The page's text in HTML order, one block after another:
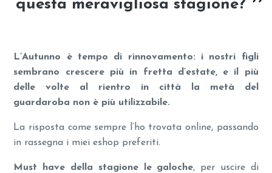
questa meravigliosa stagione?
L’Autunno è tempo di rinnovamento: i nostri figli
sembrano crescere più in fretta d’estate, e il più
delle volte al rientro in città la metà del
guardaroba non è più utilizzabile.
La risposta come sempre l’ho trovata online, passando
in rassegna i miei eshop preferiti.
Must have della stagione le galoche, per uscire di